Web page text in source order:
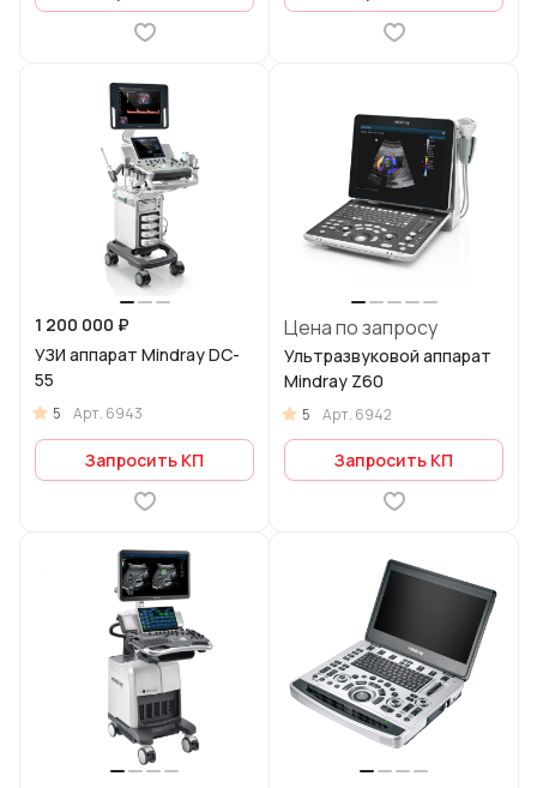
1 200 000 ₽
УЗИ аппарат Mindray DC-
55
5 Арт. 6943
Запросить КП
Цена по запросу
Ультразвуковой аппарат
Mindray Z60
5 Арт. 6942
Запросить КП